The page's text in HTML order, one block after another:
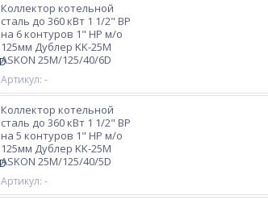
Коллектор котельной
сталь до 360 кВт 1 1/2" ВР
на 6 контуров 1" НР м/о
125мм Дублер KK-25М
ASKON 25M/125/40/6D
Артикул: -
Коллектор котельной
сталь до 360 кВт 1 1/2" ВР
на 5 контуров 1" НР м/о
125мм Дублер KK-25М
ASKON 25M/125/40/5D
Артикул: -